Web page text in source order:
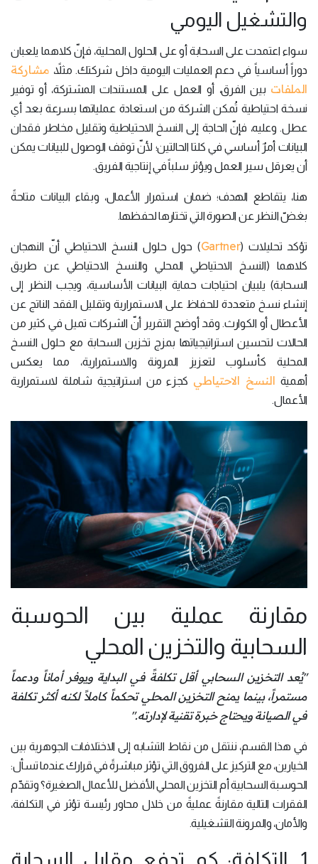
والتشغيل اليومي
سواء اعتمدت على السحابة أو على الحلول المحلية، فإنّ كلاهما يلعبان
دوراً أساسياً في دعم العمليات اليومية داخل شركتك. مثلاً، مشاركة
الملفات بين الفرق، أو العمل على المستندات المشتركة، أو توفير
نسخة احتياطية تُمكن الشركة من استعادة عملياتها بسرعة بعد أي
عطل. وعليه، فإنّ الحاجة إلى النسخ الاحتياطية وتقليل مخاطر فقدان
البيانات أمرٌ أساسي في كلتا الحالتين؛ لأنّ توقف الوصول للبيانات يمكن
أن يعرقل سير العمل ويؤثر سلباً في إنتاجية الفريق.
هنا، يتقاطع الهدف؛ ضمان استمرار الأعمال، وبقاء البيانات متاحةً
بغضّ النظر عن الصورة التي تختارها لحفظها.
تؤكد تحليلات (Gartner) حول حلول النسخ الاحتياطي أنّ النهجان
كلاهما (النسخ الاحتياطي المحلي والنسخ الاحتياطي عن طريق
السحابة) يلبيان احتياجات حماية البيانات الأساسية، ويجب النظر إلى
إنشاء نسخ متعددة للحفاظ على الاستمرارية وتقليل الفقد الناتج عن
الأعطال أو الكوارث. وقد أوضح التقرير أنّ الشركات تميل في كثير من
الحالات لتحسين استراتيجياتها بمزج تخزين السحابة مع حلول النسخ
المحلية كأسلوب لتعزيز المرونة والاستمرارية، مما يعكس
أهمية النسخ الاحتياطي كجزء من استراتيجية شاملة لاستمرارية
الأعمال.
مقارنة عملية بين الحوسبة
السحابية والتخزين المحلي
"يُعد التخزين السحابي أقل تكلفةً في البداية ويوفر أماناً ودعماً
مستمراً، بينما يمنح التخزين المحلي تحكماً كاملاً لكنه أكثر تكلفة
في الصيانة ويحتاج خبرة تقنية لإدارته."
في هذا القسم، ننتقل من نقاط التشابه إلى الاختلافات الجوهرية بين
الخيارين، مع التركيز على الفروق التي تؤثر مباشرةً في قرارك عندما تسأل:
الحوسبة السحابية أم التخزين المحلي الأفضل للأعمال الصغيرة؟ وتقدّم
الفقرات التالية مقارنةً عمليةً من خلال محاور رئيسة تؤثر في التكلفة،
والأمان، والمرونة التشغيلية.
1. التكلفة: كم تدفع مقابل السحابة